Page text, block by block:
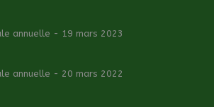
annuelle - 19 mars 2023
annuelle - 20 mars 2022